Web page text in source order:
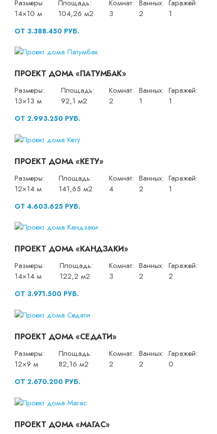
Размеры:
14×10 м
Площадь:
104,26 м2
Комнат:
3
Ванных:
2
Гаражей:
1
ОТ 3.388.450 РУБ.
ПРОЕКТ ДОМА «ПАТУМБАК»
Размеры:
13×13 м
Площадь:
92,1 м2
Комнат:
2
Ванных:
1
Гаражей:
1
ОТ 2.993.250 РУБ.
ПРОЕКТ ДОМА «КЕТУ»
Размеры:
12×14 м
Площадь:
141,65 м2
Комнат:
4
Ванных:
2
Гаражей:
1
ОТ 4.603.625 РУБ.
ПРОЕКТ ДОМА «КАНДЗАКИ»
Размеры:
14×14 м
Площадь:
122,2 м2
Комнат:
3
Ванных:
2
Гаражей:
2
ОТ 3.971.500 РУБ.
ПРОЕКТ ДОМА «СЕДАТИ»
Размеры:
12×9 м
Площадь:
82,16 м2
Комнат:
2
Ванных:
2
Гаражей:
0
ОТ 2.670.200 РУБ.
ПРОЕКТ ДОМА «МАГАС»